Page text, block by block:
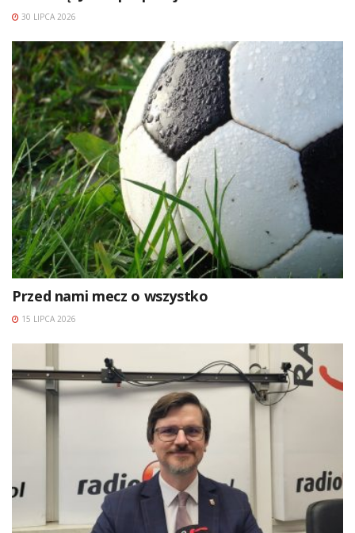
30 LIPCA 2026
Przed nami mecz o wszystko
15 LIPCA 2026